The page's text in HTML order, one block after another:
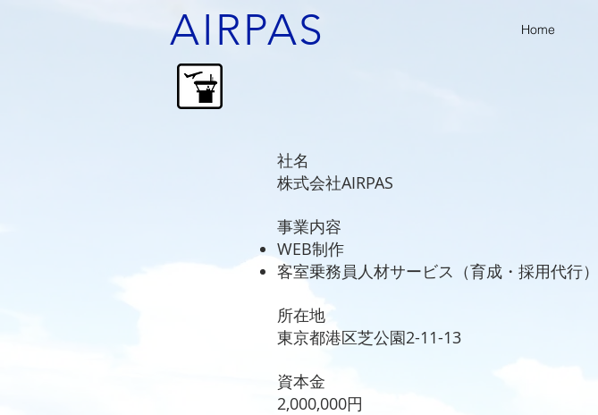
AIRPAS Home
社名
株式会社AIRPAS
事業内容
WEB制作
客室乗務員人材サービス（育成・採用代行）
所在地
​東京都港区芝公園2-11-13
資本金
2,000,000円